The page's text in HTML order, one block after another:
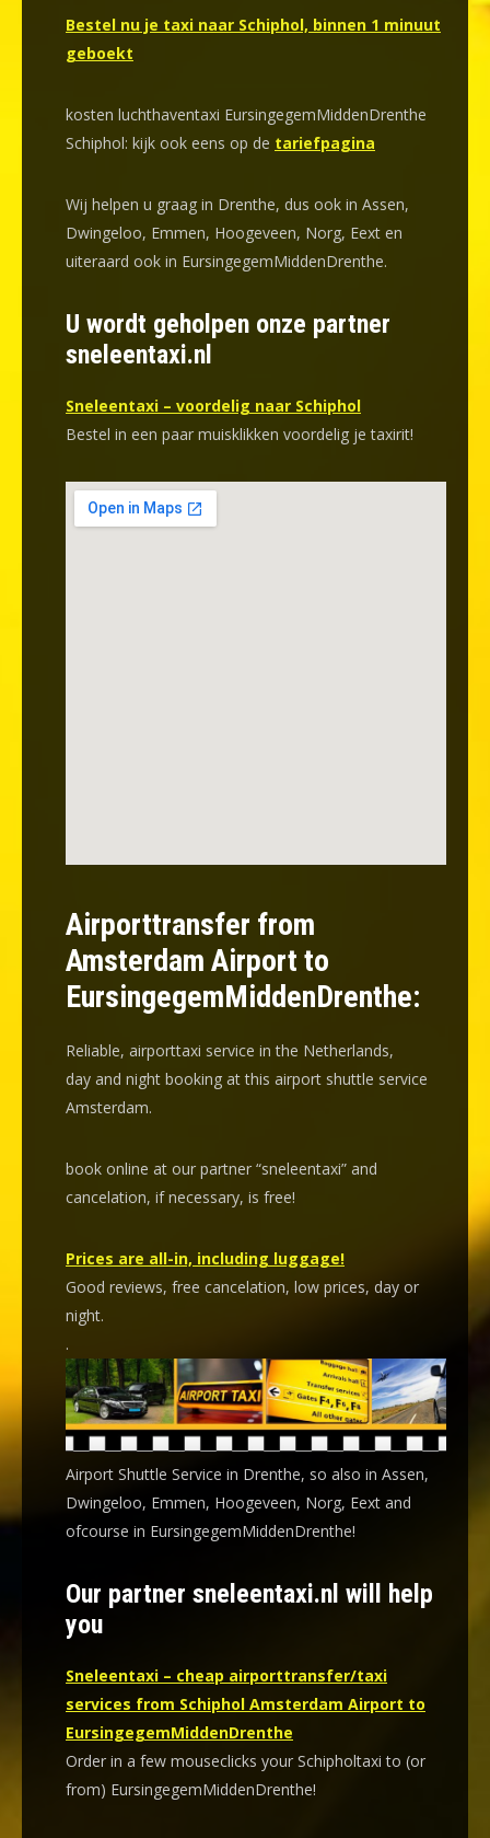
Bestel nu je taxi naar Schiphol, binnen 1 minuut
geboekt
kosten luchthaventaxi EursingegemMiddenDrenthe
Schiphol: kijk ook eens op de tariefpagina
Wij helpen u graag in Drenthe, dus ook in Assen,
Dwingeloo, Emmen, Hoogeveen, Norg, Eext en
uiteraard ook in EursingegemMiddenDrenthe.
U wordt geholpen onze partner
sneleentaxi.nl
Sneleentaxi – voordelig naar Schiphol
Bestel in een paar muisklikken voordelig je taxirit!
Airporttransfer from
Amsterdam Airport to
EursingegemMiddenDrenthe:
Reliable, airporttaxi service in the Netherlands,
day and night booking at this airport shuttle service
Amsterdam.
book online at our partner “sneleentaxi” and
cancelation, if necessary, is free!
Prices are all-in, including luggage!
Good reviews, free cancelation, low prices, day or
night.
.
Airport Shuttle Service in Drenthe, so also in Assen,
Dwingeloo, Emmen, Hoogeveen, Norg, Eext and
ofcourse in EursingegemMiddenDrenthe!
Our partner sneleentaxi.nl will help
you
Sneleentaxi – cheap airporttransfer/taxi
services from Schiphol Amsterdam Airport to
EursingegemMiddenDrenthe
Order in a few mouseclicks your Schipholtaxi to (or
from) EursingegemMiddenDrenthe!